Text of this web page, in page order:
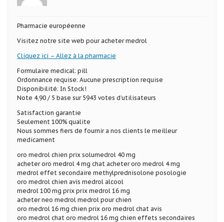
Pharmacie européenne
Visitez notre site web pour acheter medrol
Cliquez ici – Allez à la pharmacie
Formulaire medical: pill
Ordonnance requise: Aucune prescription requise
Disponibilité: In Stock!
Note 4,90 / 5 base sur 5943 votes d’utilisateurs
Satisfaction garantie
Seulement 100% qualite
Nous sommes fiers de fournir a nos clients le meilleur
medicament
oro medrol chien prix solumedrol 40 mg
acheter oro medrol 4 mg chat acheter oro medrol 4 mg
medrol effet secondaire methylprednisolone posologie
oro medrol chien avis medrol alcool
medrol 100 mg prix prix medrol 16 mg
acheter neo medrol medrol pour chien
oro medrol 16 mg chien prix oro medrol chat avis
oro medrol chat oro medrol 16 mg chien effets secondaires